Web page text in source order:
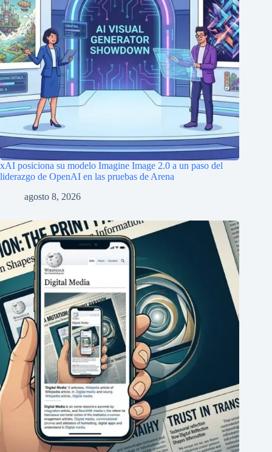
xAI posiciona su modelo Imagine Image 2.0 a un paso del
liderazgo de OpenAI en las pruebas de Arena
agosto 8, 2026